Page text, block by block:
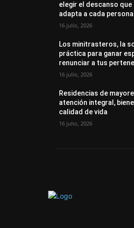
elegir el descanso que
adapta a cada persona
16 julio, 2026
Los minitrasteros, la
práctica para ganar
renunciar a tus
16 julio, 2026
Residencias de
atención integral,
calidad de vida
16 julio, 2026